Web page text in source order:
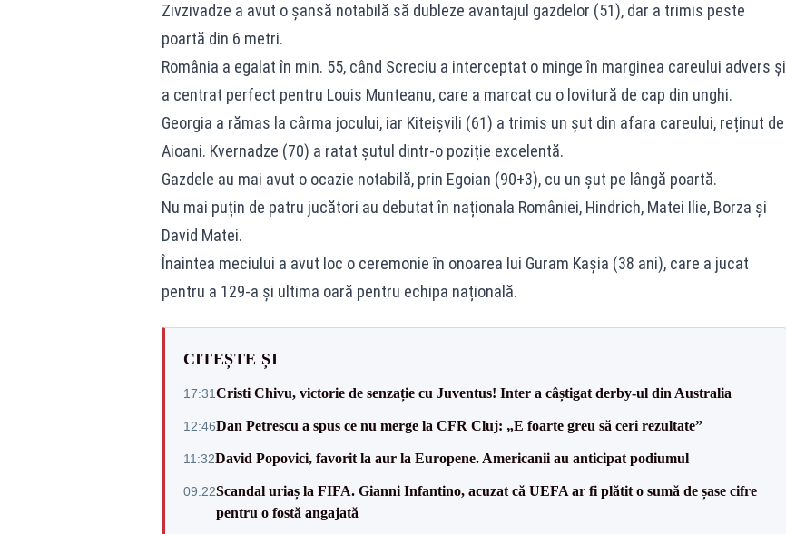
Zivzivadze a avut o șansă notabilă să dubleze avantajul gazdelor (51), dar a trimis peste
poartă din 6 metri.
România a egalat în min. 55, când Screciu a interceptat o minge în marginea careului advers și
a centrat perfect pentru Louis Munteanu, care a marcat cu o lovitură de cap din unghi.
Georgia a rămas la cârma jocului, iar Kiteișvili (61) a trimis un șut din afara careului, reținut de
Aioani. Kvernadze (70) a ratat șutul dintr-o poziție excelentă.
Gazdele au mai avut o ocazie notabilă, prin Egoian (90+3), cu un șut pe lângă poartă.
Nu mai puțin de patru jucători au debutat în naționala României, Hindrich, Matei Ilie, Borza și
David Matei.
Înaintea meciului a avut loc o ceremonie în onoarea lui Guram Kașia (38 ani), care a jucat
pentru a 129-a și ultima oară pentru echipa națională.
CITEȘTE ȘI
17:31Cristi Chivu, victorie de senzație cu Juventus! Inter a câștigat derby-ul din Australia
12:46Dan Petrescu a spus ce nu merge la CFR Cluj: „E foarte greu să ceri rezultate”
11:32David Popovici, favorit la aur la Europene. Americanii au anticipat podiumul
09:22Scandal uriaș la FIFA. Gianni Infantino, acuzat că UEFA ar fi plătit o sumă de șase cifre
pentru o fostă angajată